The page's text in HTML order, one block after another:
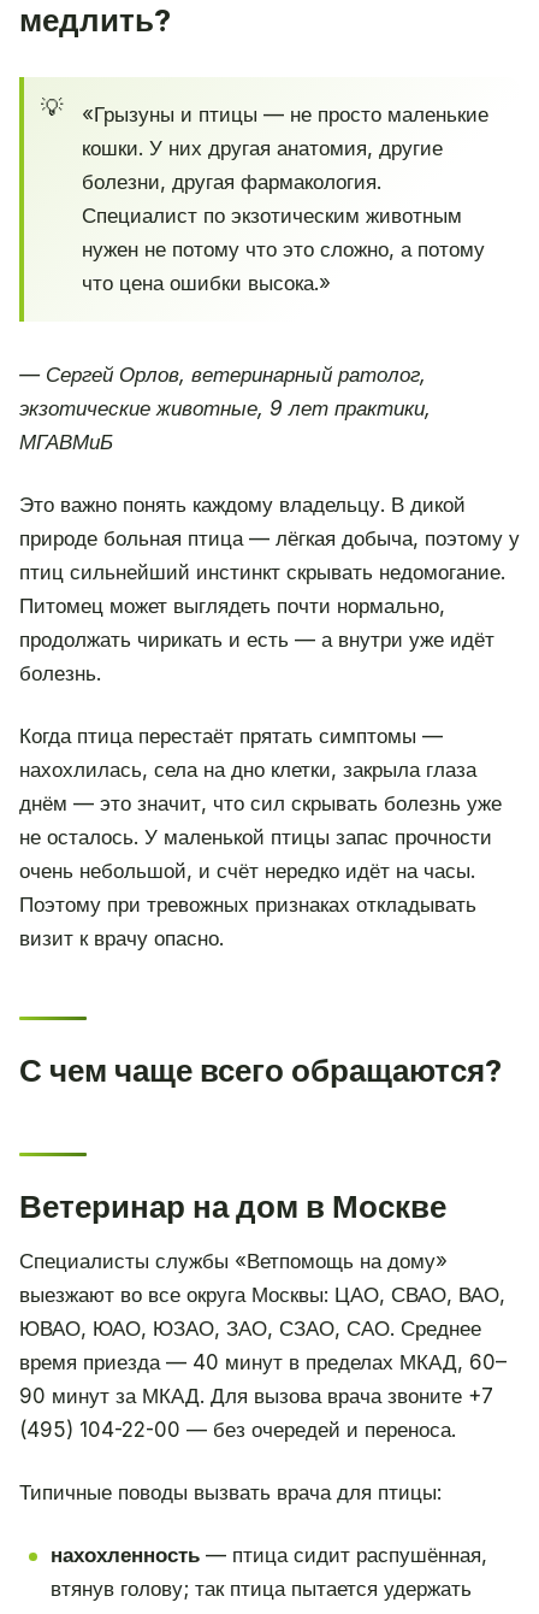
медлить?
«Грызуны и птицы — не просто маленькие
кошки. У них другая анатомия, другие
болезни, другая фармакология.
Специалист по экзотическим животным
нужен не потому что это сложно, а потому
что цена ошибки высока.»
— Сергей Орлов, ветеринарный ратолог,
экзотические животные, 9 лет практики,
МГАВМиБ
Это важно понять каждому владельцу. В дикой
природе больная птица — лёгкая добыча, поэтому у
птиц сильнейший инстинкт скрывать недомогание.
Питомец может выглядеть почти нормально,
продолжать чирикать и есть — а внутри уже идёт
болезнь.
Когда птица перестаёт прятать симптомы —
нахохлилась, села на дно клетки, закрыла глаза
днём — это значит, что сил скрывать болезнь уже
не осталось. У маленькой птицы запас прочности
очень небольшой, и счёт нередко идёт на часы.
Поэтому при тревожных признаках откладывать
визит к врачу опасно.
С чем чаще всего обращаются?
Ветеринар на дом в Москве
Специалисты службы «Ветпомощь на дому»
выезжают во все округа Москвы: ЦАО, СВАО, ВАО,
ЮВАО, ЮАО, ЮЗАО, ЗАО, СЗАО, САО. Среднее
время приезда — 40 минут в пределах МКАД, 60–
90 минут за МКАД. Для вызова врача звоните +7
(495) 104-22-00 — без очередей и переноса.
Типичные поводы вызвать врача для птицы:
нахохленность— птица сидит распушённая,
втянув голову; так птица пытается удержать